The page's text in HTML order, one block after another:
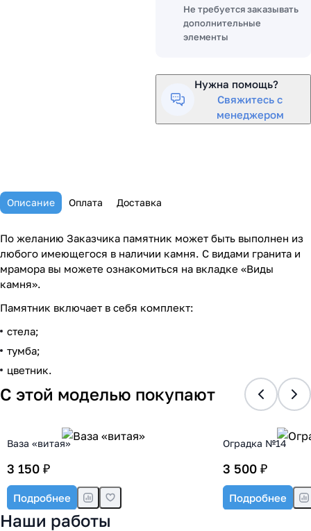
Не требуется заказывать
дополнительные
элементы
Нужна помощь?
Свяжитесь с
менеджером
Описание Оплата Доставка
По желанию Заказчика памятник может быть выполнен из
любого имеющегося в наличии камня. С видами гранита и
мрамора вы можете ознакомиться на вкладке «Виды
камня».
Памятник включает в себя комплект:
стела;
тумба;
цветник.
С этой моделью покупают
Ваза «витая»
3 150 ₽
Подробнее
Оградка №14
3 500 ₽
Подробнее
Наши работы